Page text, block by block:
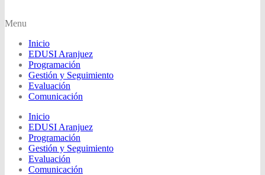
Menu
Inicio
EDUSI Aranjuez
Programación
Gestión y Seguimiento
Evaluación
Comunicación
Inicio
EDUSI Aranjuez
Programación
Gestión y Seguimiento
Evaluación
Comunicación